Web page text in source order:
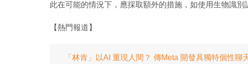
此在可能的情況下，應採取額外的措施，如使用生物識別
【熱門報道】
「林肯」以AI 重現人間？ 傳Meta 開發具獨特個性聊